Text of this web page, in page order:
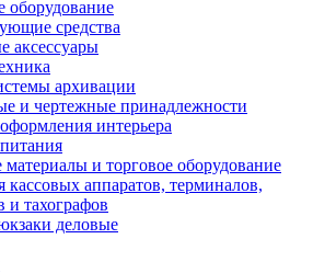
оборудование
средства
аксессуары
архивации
и чертежные принадлежности
интерьера
и торговое оборудование
кассовых аппаратов, терминалов,
и тахографов
деловые